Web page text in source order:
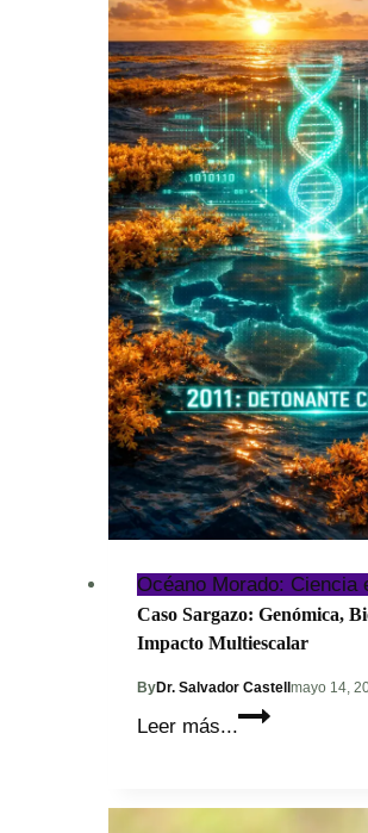
Océano Morado: Ciencia
Caso Sargazo: Genómica,
Impacto Multiescalar
ByDr. Salvador Castell mayo 14,
Leer más...
Caso
Biogeoquímica